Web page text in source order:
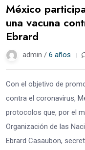
México
una vacuna
Ebrard
admin / 6 años
Con el objetivo de
contra el coronavirus,
protocolos que, por el
Organización de las
Ebrard Casaubon,